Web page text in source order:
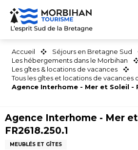
Aller
contenu
Accueil
Séjours en Bretagne Sud
Les hébergements dans le Morbihan
Les gîtes & locations de vacances
Tous les gîtes et locations de vacances
Agence Interhome - Mer et Soleil -
Agence Interhome - Mer
FR2618.250.1
MEUBLÉS ET GÎTES